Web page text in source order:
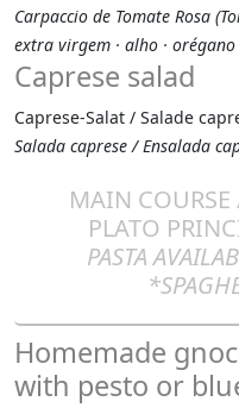
Carpaccio de Tomate Rosa
extra virgem · alho · orégano
Caprese salad
Caprese-Salat / Salade
Salada caprese / Ensalada
MAIN
PLATO
PASTA
Homemade
with pesto or